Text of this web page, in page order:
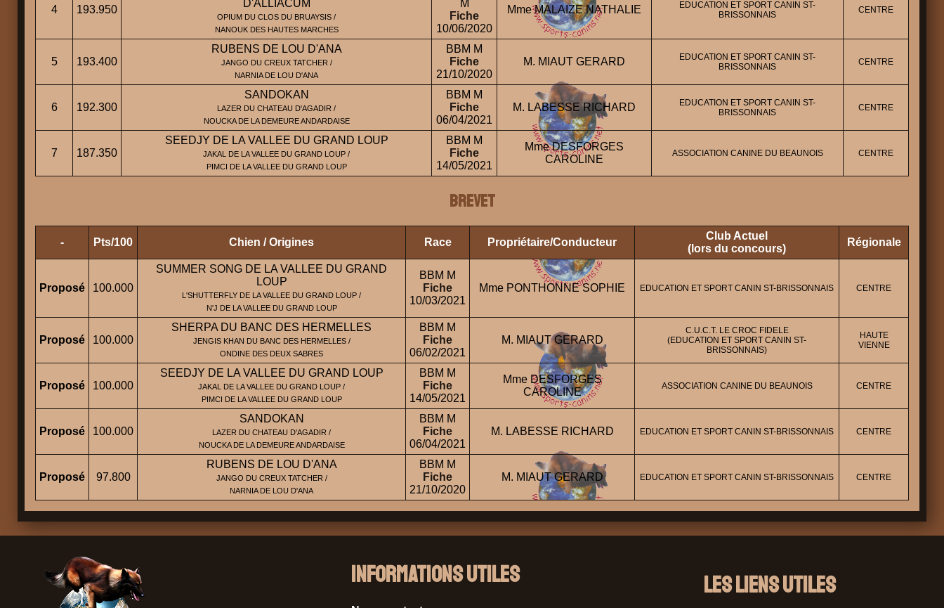
4 193.950
D'ALLIACUM
OPIUM DU CLOS DU BRUAYSIS /
NANOUK DES HAUTES MARCHES
M
Fiche
10/06/2020
Mme MALAIZE NATHALIE
EDUCATION ET SPORT CANIN ST-
BRISSONNAIS
CENTRE
5 193.400
RUBENS DE LOU D'ANA
JANGO DU CREUX TATCHER /
NARNIA DE LOU D'ANA
BBM M
Fiche
21/10/2020
M. MIAUT GERARD
EDUCATION ET SPORT CANIN ST-
BRISSONNAIS
CENTRE
6 192.300
SANDOKAN
LAZER DU CHATEAU D'AGADIR /
NOUCKA DE LA DEMEURE ANDARDAISE
BBM M
Fiche
06/04/2021
M. LABESSE RICHARD
EDUCATION ET SPORT CANIN ST-
BRISSONNAIS
CENTRE
7 187.350
SEEDJY DE LA VALLEE DU GRAND LOUP
JAKAL DE LA VALLEE DU GRAND LOUP /
PIMCI DE LA VALLEE DU GRAND LOUP
BBM M
Fiche
14/05/2021
Mme DESFORGES
CAROLINE
ASSOCIATION CANINE DU BEAUNOIS CENTRE
BREVET
- Pts/100 Chien / Origines Race Propriétaire/Conducteur
Club Actuel
(lors du concours)
Régionale
Proposé 100.000
SUMMER SONG DE LA VALLEE DU GRAND
LOUP
L'SHUTTERFLY DE LA VALLEE DU GRAND LOUP /
N'J DE LA VALLEE DU GRAND LOUP
BBM M
Fiche
10/03/2021
Mme PONTHONNE SOPHIE EDUCATION ET SPORT CANIN ST-BRISSONNAIS CENTRE
Proposé 100.000
SHERPA DU BANC DES HERMELLES
JENGIS KHAN DU BANC DES HERMELLES /
ONDINE DES DEUX SABRES
BBM M
Fiche
06/02/2021
M. MIAUT GERARD
C.U.C.T. LE CROC FIDELE
(EDUCATION ET SPORT CANIN ST-
BRISSONNAIS)
HAUTE
VIENNE
Proposé 100.000
SEEDJY DE LA VALLEE DU GRAND LOUP
JAKAL DE LA VALLEE DU GRAND LOUP /
PIMCI DE LA VALLEE DU GRAND LOUP
BBM M
Fiche
14/05/2021
Mme DESFORGES
CAROLINE
ASSOCIATION CANINE DU BEAUNOIS CENTRE
Proposé 100.000
SANDOKAN
LAZER DU CHATEAU D'AGADIR /
NOUCKA DE LA DEMEURE ANDARDAISE
BBM M
Fiche
06/04/2021
M. LABESSE RICHARD EDUCATION ET SPORT CANIN ST-BRISSONNAIS CENTRE
Proposé 97.800
RUBENS DE LOU D'ANA
JANGO DU CREUX TATCHER /
NARNIA DE LOU D'ANA
BBM M
Fiche
21/10/2020
M. MIAUT GERARD EDUCATION ET SPORT CANIN ST-BRISSONNAIS CENTRE
Informations Utiles Les liens utiles